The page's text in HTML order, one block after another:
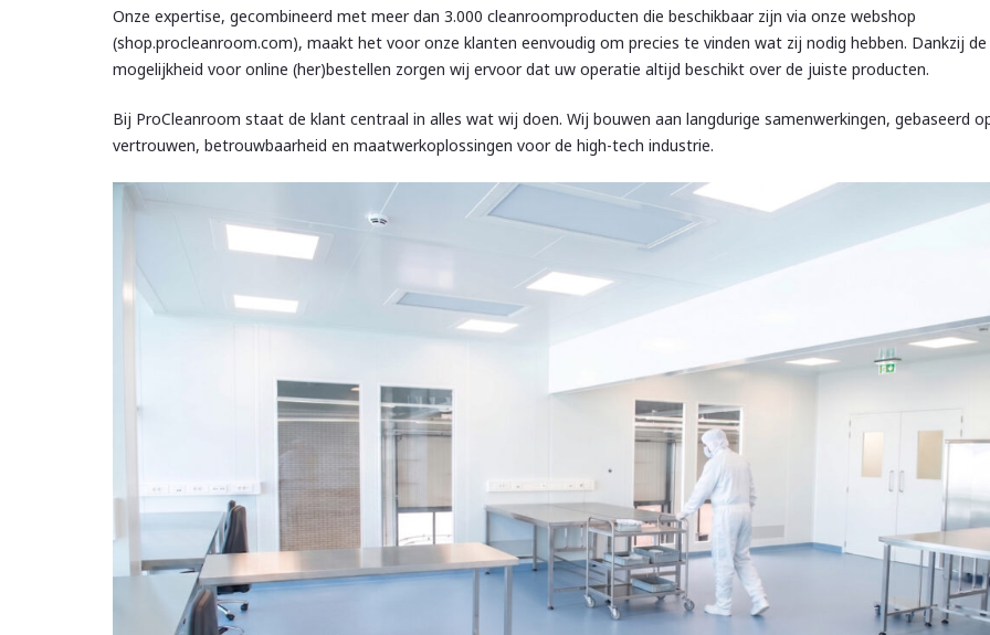
Onze expertise, gecombineerd met meer dan 3.000 cleanroomproducten die beschikbaar zijn via onze webshop
(shop.procleanroom.com), maakt het voor onze klanten eenvoudig om precies te vinden wat zij nodig hebben. Dankzij de
mogelijkheid voor online (her)bestellen zorgen wij ervoor dat uw operatie altijd beschikt over de juiste producten.
Bij ProCleanroom staat de klant centraal in alles wat wij doen. Wij bouwen aan langdurige samenwerkingen, gebaseerd
vertrouwen, betrouwbaarheid en maatwerkoplossingen voor de high-tech industrie.